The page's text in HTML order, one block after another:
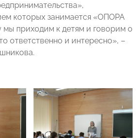
которых занимается «ОПОРА
приходим к детям и говорим о
ответственно и интересно», –